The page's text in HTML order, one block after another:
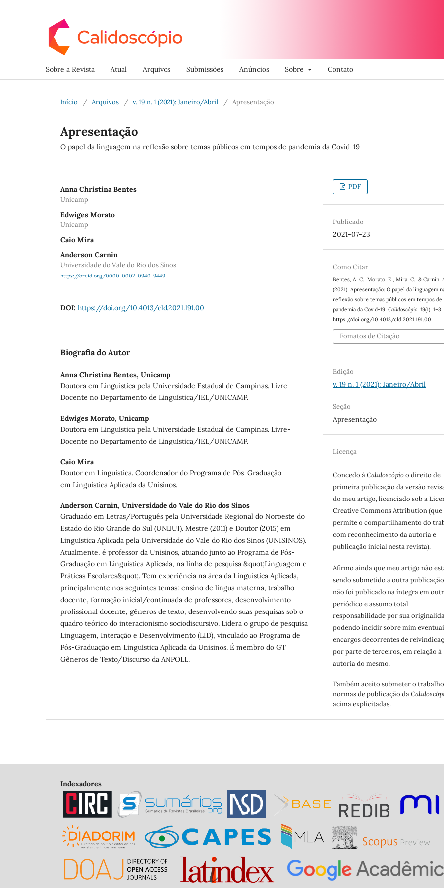
Sobre a Revista Atual Arquivos Submissões Anúncios Sobre Contato
Início / Arquivos / v. 19 n. 1 (2021): Janeiro/Abril / Apresentação
Apresentação
O papel da linguagem na reflexão sobre temas públicos em tempos de pandemia da Covid-19
Anna Christina Bentes
Unicamp
Edwiges Morato
Unicamp
Caio Mira
Anderson Carnin
Universidade do Vale do Rio dos Sinos
https://orcid.org/0000-0002-0940-9449
DOI: https://doi.org/10.4013/cld.2021.191.00
Biografia do Autor
Anna Christina Bentes, Unicamp
Doutora em Linguística pela Universidade Estadual de Campinas. Livre-
Docente no Departamento de Linguística/IEL/UNICAMP.
Edwiges Morato, Unicamp
Doutora em Linguística pela Universidade Estadual de Campinas. Livre-
Docente no Departamento de Linguística/IEL/UNICAMP.
Caio Mira
Doutor em Linguística. Coordenador do Programa de Pós-Graduação
em Linguística Aplicada da Unisinos.
Anderson Carnin, Universidade do Vale do Rio dos Sinos
Graduado em Letras/Português pela Universidade Regional do Noroeste do
Estado do Rio Grande do Sul (UNIJUI). Mestre (2011) e Doutor (2015) em
Linguística Aplicada pela Universidade do Vale do Rio dos Sinos (UNISINOS).
Atualmente, é professor da Unisinos, atuando junto ao Programa de Pós-
Graduação em Linguística Aplicada, na linha de pesquisa &quot;Linguagem e
Práticas Escolares&quot;. Tem experiência na área da Linguística Aplicada,
principalmente nos seguintes temas: ensino de língua materna, trabalho
docente, formação inicial/continuada de professores, desenvolvimento
profissional docente, gêneros de texto, desenvolvendo suas pesquisas sob o
quadro teórico do interacionismo sociodiscursivo. Lidera o grupo de pesquisa
Linguagem, Interação e Desenvolvimento (LID), vinculado ao Programa de
Pós-Graduação em Linguística Aplicada da Unisinos. É membro do GT
Gêneros de Texto/Discurso da ANPOLL.
PDF
Publicado
2021-07-23
Como Citar
Bentes, A. C., Morato, E., Mira, C., & Carnin,
(2021). Apresentação: O papel da linguagem
reflexão sobre temas públicos em tempos de
pandemia da Covid-19.Calidoscópio,19(1), 1–3.
https://doi.org/10.4013/cld.2021.191.00
Fomatos de Citação
Edição
v. 19 n. 1 (2021): Janeiro/Abril
Seção
Apresentação
Licença
Concedo àCalidoscópioo direito de
primeira publicação da versão
do meu artigo, licenciado sob a
Creative Commons Attribution (que
permite o compartilhamento do
com reconhecimento da autoria e
publicação inicial nesta revista).
Afirmo ainda que meu artigo não
sendo submetido a outra
não foi publicado na íntegra em
periódico e assumo total
responsabilidade por sua
podendo incidir sobre mim
encargos decorrentes de
por parte de terceiros, em relação à
autoria do mesmo.
Também aceito submeter o
normas de publicação da
acima explicitadas.
Indexadores